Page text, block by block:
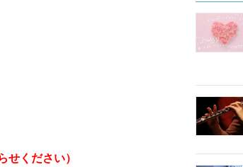
せください）